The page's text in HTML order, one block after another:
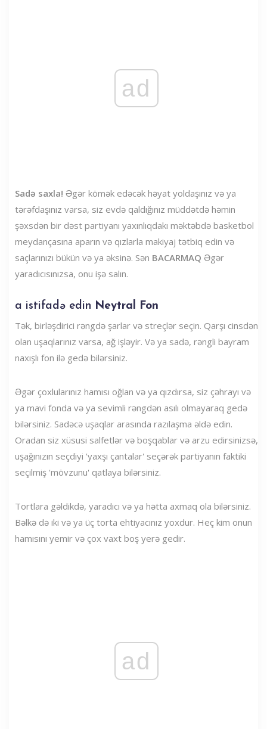
ad
Sadə saxla! Əgər kömək edəcək həyat yoldaşınız və ya
tərəfdaşınız varsa, siz evdə qaldığınız müddətdə həmin
şəxsdən bir dəst partiyanı yaxınlıqdakı məktəbdə basketbol
meydançasına aparın və qızlarla makiyaj tətbiq edin və
saçlarınızı bükün və ya əksinə. Sən BACARMAQ Əgər
yaradıcısınızsa, onu işə salın.
a istifadə edin Neytral Fon
Tək, birləşdirici rəngdə şarlar və streçlər seçin. Qarşı cinsdən
olan uşaqlarınız varsa, ağ işləyir. Və ya sadə, rəngli bayram
naxışlı fon ilə gedə bilərsiniz.
Əgər çoxlularınız hamısı oğlan və ya qızdırsa, siz çəhrayı və
ya mavi fonda və ya sevimli rəngdən asılı olmayaraq gedə
bilərsiniz. Sadəcə uşaqlar arasında razılaşma əldə edin.
Oradan siz xüsusi salfetlər və boşqablar və arzu edirsinizsə,
uşağınızın seçdiyi 'yaxşı çantalar' seçərək partiyanın faktiki
seçilmiş 'mövzunu' qatlaya bilərsiniz.
Tortlara gəldikdə, yaradıcı və ya hətta axmaq ola bilərsiniz.
Bəlkə də iki və ya üç torta ehtiyacınız yoxdur. Heç kim onun
hamısını yemir və çox vaxt boş yerə gedir.
ad